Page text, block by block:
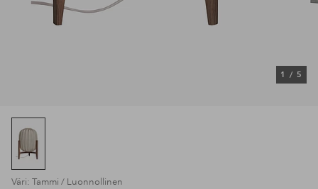
1 / 5
Väri: Tammi / Luonnollinen